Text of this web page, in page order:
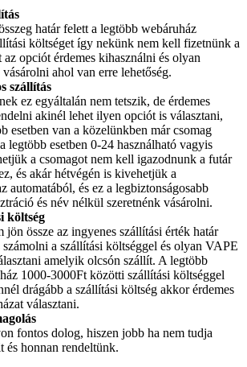
határ felett a legtöbb webáruház
költséget így nekünk nem kell fizetnünk a
az opciót érdemes kihasználni és olyan
ahol van erre lehetőség.
szállítás
ez egyáltalán nem tetszik, de érdemes
akinél lehet ilyen opciót is választani,
esetben van a közelünkben már csomag
legtöbb esetben 0-24 használható vagyis
a csomagot nem kell igazodnunk a futár
és akár hétvégén is kivehetjük a
automatából, és ez a legbiztonságosabb
és név nélkül szeretnénk vásárolni.
költség
jön össze az ingyenes szállítási érték határ
számolni a szállítási költséggel és olyan VAPE
amelyik olcsón szállít. A legtöbb
1000-3000Ft közötti szállítási költséggel
drágább a szállítási költség akkor érdemes
választani.
fontos dolog, hiszen jobb ha nem tudja
és honnan rendeltünk.